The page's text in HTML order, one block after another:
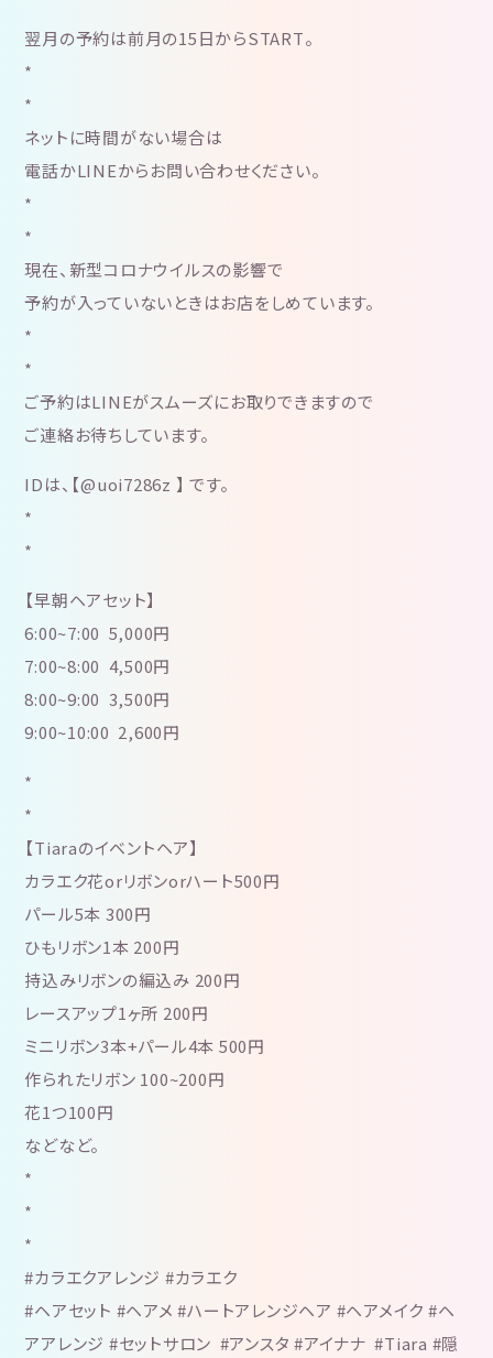
翌月の予約は前月の15日からSTART。
*
*
ネットに時間がない場合は
電話かLINEからお問い合わせください。
*
*
現在、新型コロナウイルスの影響で
予約が入っていないときはお店をしめています。
*
*
ご予約はLINEがスムーズにお取りできますので
ご連絡お待ちしています。
IDは、【@uoi7286z 】 です。
*
*
【早朝ヘアセット】
6:00~7:00 5,000円
7:00~8:00 4,500円
8:00~9:00 3,500円
9:00~10:00 2,600円
*
*
【Tiaraのイベントヘア】
カラエク花orリボンorハート500円
パール5本 300円
ひもリボン1本 200円
持込みリボンの編込み 200円
レースアップ1ヶ所 200円
ミニリボン3本+パール4本 500円
作られたリボン 100~200円
花1つ100円
などなど。
*
*
*
#カラエクアレンジ #カラエク
#ヘアセット #ヘアメ #ハートアレンジヘア #ヘアメイク #ヘ
アアレンジ #セットサロン #アンスタ #アイナナ #Tiara #隠